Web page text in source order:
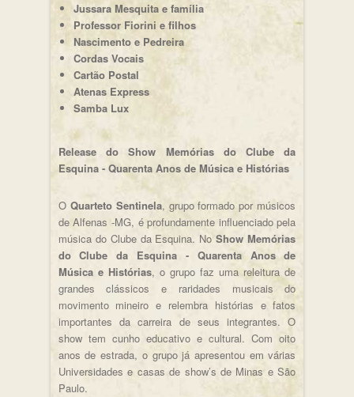
Jussara Mesquita e família
Professor Fiorini e filhos
Nascimento e Pedreira
Cordas Vocais
Cartão Postal
Atenas Express
Samba Lux
Release do Show Memórias do Clube da
Esquina - Quarenta Anos de Música e Histórias
O Quarteto Sentinela, grupo formado por músicos
de Alfenas -MG, é profundamente influenciado pela
música do Clube da Esquina. NoShow Memórias
do Clube da Esquina - Quarenta Anos de
Música e Histórias, o grupo faz uma releitura de
grandes clássicos e raridades musicais do
movimento mineiro e relembra histórias e fatos
importantes da carreira de seus integrantes. O
show tem cunho educativo e cultural. Com oito
anos de estrada, o grupo já apresentou em várias
Universidades e casas de show’s de Minas e São
Paulo.